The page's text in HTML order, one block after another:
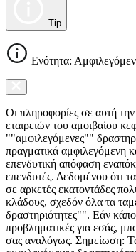
Tip
Ενότητα:
Οι πληροφορίες σε αυτή
εταιρειών του αμοιβαίου
""αμφιλεγόμενες""
πραγματικά αμφιλεγόμενη
επενδυτική απόφαση
επενδυτές. Δεδομένου ότι
σε αρκετές εκατοντάδες
κλάδους, σχεδόν όλα τα
δραστηριότητες"". Εάν
προβληματικές για εσάς,
σας αναλόγως. Σημείωση: